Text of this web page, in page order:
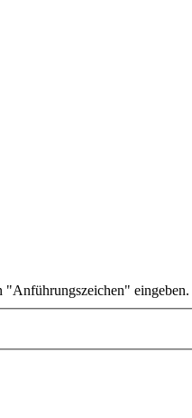
"Anführungszeichen" eingeben.